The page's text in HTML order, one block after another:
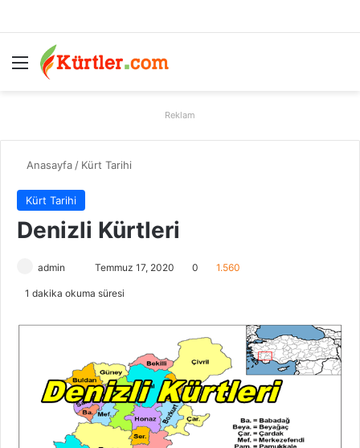
Menü
Reklam
Anasayfa / Kürt Tarihi
Kürt Tarihi
Denizli Kürtleri
admin
e
o
s
a
Temmuz 17, 2020 0 1.560
1 dakika okuma süresi